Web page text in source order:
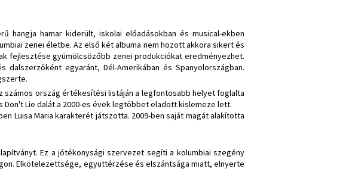
hangja hamar kiderült, iskolai előadásokban és musical-ekben
zenei életbe. Az első két albuma nem hozott akkora sikert és
fejlesztése gyümölcsözőbb zenei produkciókat eredményezhet.
egyaránt, Dél-Amerikában és Spanyolországban.
számos ország értékesítési listáján a legfontosabb helyet foglalta
Don't Lie dalát a 2000-es évek legtöbbet eladott kislemeze lett.
Luisa Maria karakterét játszotta. 2009-ben saját magát alakította
Ez a jótékonysági szervezet segíti a kolumbiai szegény
Elkötelezettsége, együttérzése és elszántsága miatt, elnyerte